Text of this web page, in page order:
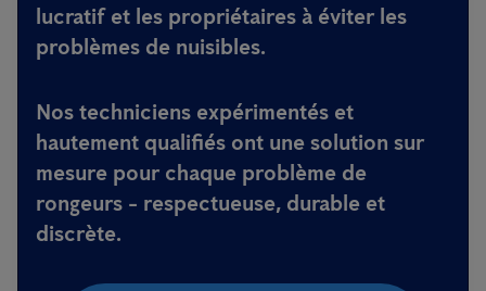
lucratif et les propriétaires à éviter les
problèmes de nuisibles.
Nos techniciens expérimentés et
hautement qualifiés ont une solution sur
mesure pour chaque problème de
rongeurs - respectueuse, durable et
discrète.